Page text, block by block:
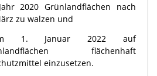
2020 Grünlandflächen nach
zu walzen und
1. Januar 2022 auf
flächenhaft
einzusetzen.